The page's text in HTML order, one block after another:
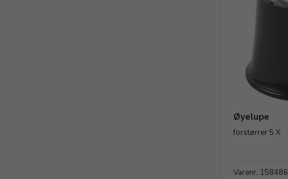
Øyelupe
forstørrer 5 X
Varenr. 158486